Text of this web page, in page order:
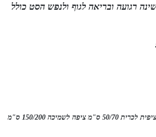
רגועה ובריאה לגוף ולנפש הסט כולל
* הסט למיטה יחיד כולל ציפית לכרית 50/70 ס"מ ציפה לשמיכה 150/200 ס"מ